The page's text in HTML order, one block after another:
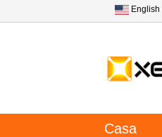
English
Casa